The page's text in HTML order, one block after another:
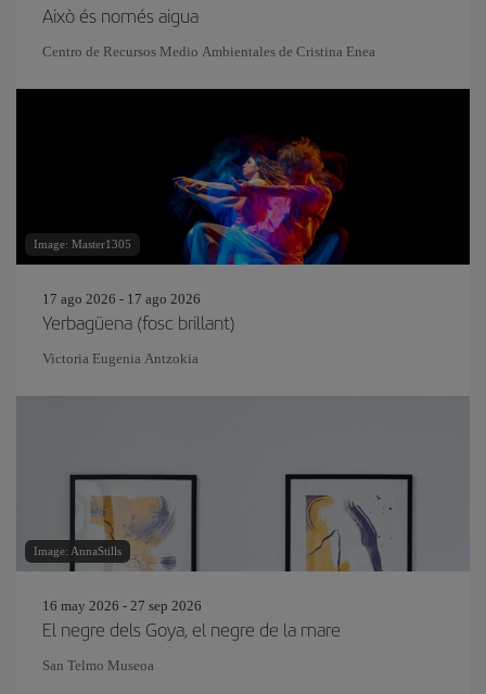
Això és només aigua
Centro de Recursos Medio Ambientales de Cristina Enea
Image: Master1305
17 ago 2026 - 17 ago 2026
Yerbagüena (fosc brillant)
Victoria Eugenia Antzokia
Image: AnnaStills
16 may 2026 - 27 sep 2026
El negre dels Goya, el negre de la mare
San Telmo Museoa